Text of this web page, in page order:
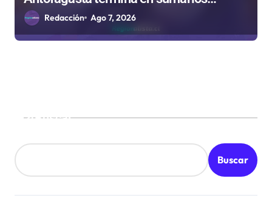
sanitarios
Redacción Ago 7, 2026
Buscar
Buscar